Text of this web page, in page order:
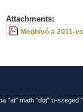
Attachments:
Meghívó a 2011-
"at" math "dot" u-szeged